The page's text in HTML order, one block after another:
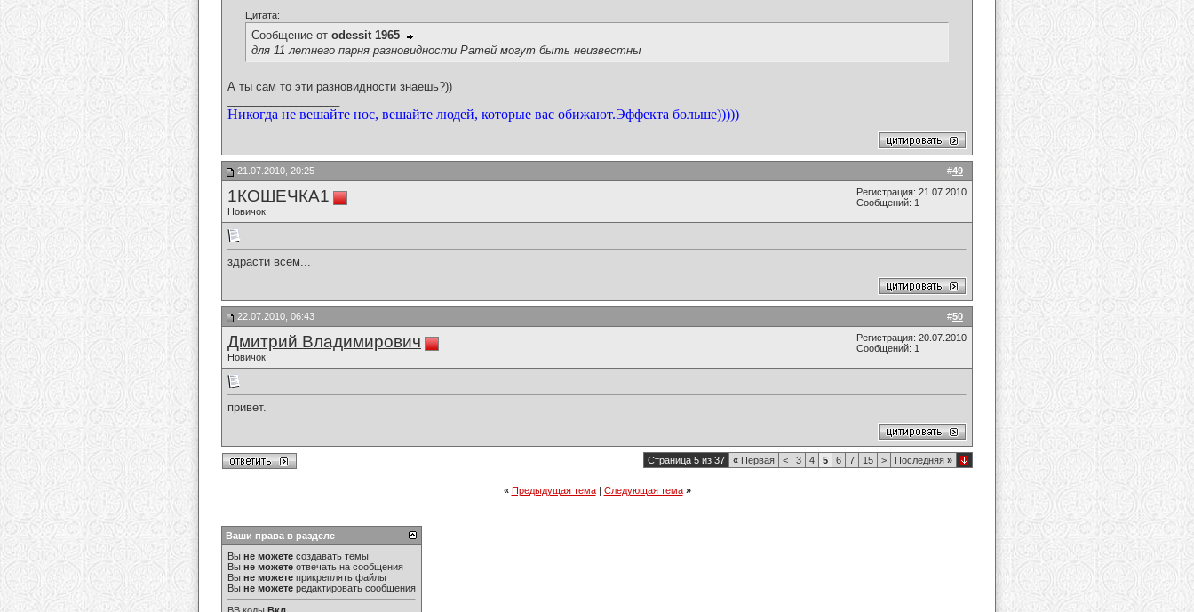
Цитата:
Сообщение от odessit 1965
для 11 летнего парня разновидности Ратей могут быть неизвестны
А ты сам то эти разновидности знаешь?))
Никогда не вешайте нос, вешайте людей, которые вас обижают.Эффекта больше)))))
#49
21.07.2010, 20:25
1КОШЕЧКА1
Новичок
Регистрация: 21.07.2010
Сообщений: 1
здрасти всем...
#50
22.07.2010, 06:43
Дмитрий Владимирович
Новичок
Регистрация: 20.07.2010
Сообщений: 1
привет.
Страница 5 из 37 « Первая < 3 4 5 6 7 15 > Последняя »
« Предыдущая тема| Следующая тема »
Ваши права в разделе
Вы не можете создавать темы
Вы не можете отвечать на сообщения
Вы не можете прикреплять файлы
Вы не можете редактировать сообщения